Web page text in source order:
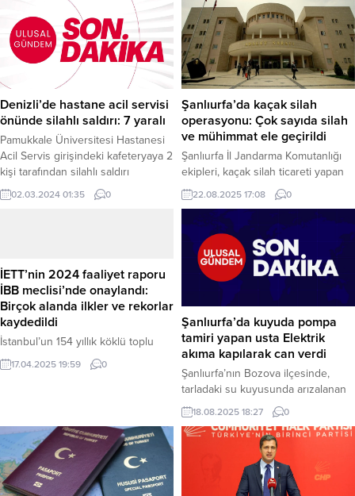
Denizli’de hastane acil servisi
önünde silahlı saldırı: 7 yaralı
Pamukkale Üniversitesi Hastanesi
Acil Servis girişindeki kafeteryaya 2
kişi tarafından silahlı saldırı
düzenlendi. Saldırıda ilk
belirlemelere göre 7 kişi yaralandı,
girişindeki açık kafeteryada
gerçekleşti. 2 kişi tarafından açılan
ateş sonucu kafeteryada bulunan 7
kişi yaralandı. Saldırganlar olay...
02.03.2024 01:35 0
Şanlıurfa’da kaçak silah
operasyonu: Çok sayıda silah
ve mühimmat ele geçirildi
Şanlıurfa İl Jandarma Komutanlığı
ekipleri, kaçak silah ticareti yapan
şüphelilere yönelik Siverek, Hilvan,
Suruç ve Ceylanpınar ilçelerinde eş
zamanlı operasyon düzenledi.
Operasyonlarda çok sayıda silah ve
mühimmat ele geçirilirken, 7
şüpheli gözaltına alındı. Şanlıurfa –
Şanlıurfa İl Jandarma
Komutanlığı’na bağlı ekipler, yasa
dışı yollarla silah ve mühimmat
ticareti yaptığı belirlenen...
22.08.2025 17:08 0
İETT’nin 2024 faaliyet raporu
İBB meclisi’nde onaylandı:
Birçok alanda ilkler ve rekorlar
kaydedildi
İstanbul’un 154 yıllık köklü toplu
ulaşım kurumu İETT’nin 2024 yılı
Faaliyet Raporu, İstanbul
kapasitesine, kadın istihdamından
teknolojik yeniliklere kadar birçok
alanda önemli başarılara imza attığı
belirtildi. Filoda %23 Artış, Günlük
17.04.2025 19:59 0
Şanlıurfa’da kuyuda pompa
tamiri yapan usta Elektrik
akıma kapılarak can verdi
Şanlıurfa’nın Bozova ilçesinde,
tarladaki su kuyusunda arızalanan
pompayı onarmaya çalışan 26
yaşındaki elektrik ustası Mehmet
Çiçek, elektrik akımına kapılarak
hayatını kaybetti. Haber Merkezi –
Olay, bugün öğle saatlerinde
Bozova ilçesine bağlı kırsal
18.08.2025 18:27 0